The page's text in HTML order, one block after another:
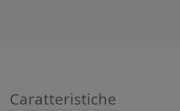
Caratteristiche